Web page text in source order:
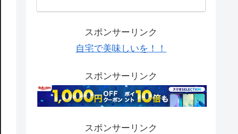
スポンサーリンク
自宅で美味しいを！！
スポンサーリンク
スポンサーリンク